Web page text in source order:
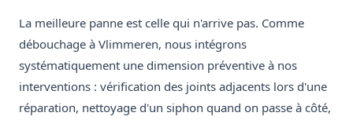
La meilleure panne est celle qui n'arrive pas. Comme
débouchage à Vlimmeren, nous intégrons
systématiquement une dimension préventive à nos
interventions : vérification des joints adjacents lors d'une
réparation, nettoyage d'un siphon quand on passe à côté,